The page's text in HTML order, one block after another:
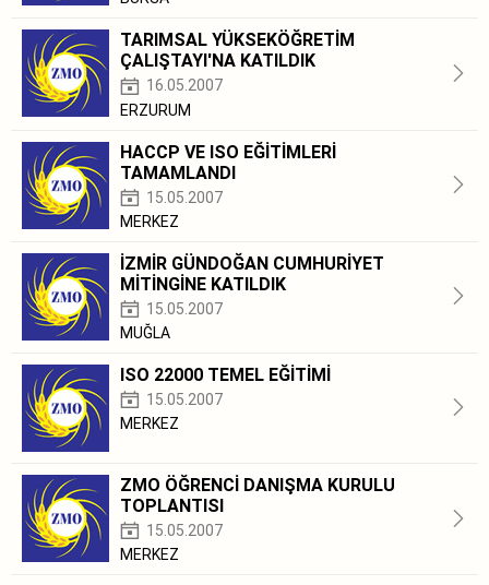
TARIMSAL YÜKSEKÖĞRETİM
ÇALIŞTAYI'NA KATILDIK
16.05.2007
ERZURUM
HACCP VE ISO EĞİTİMLERİ
TAMAMLANDI
15.05.2007
MERKEZ
İZMİR GÜNDOĞAN CUMHURİYET
MİTİNGİNE KATILDIK
15.05.2007
MUĞLA
ISO 22000 TEMEL EĞİTİMİ
15.05.2007
MERKEZ
ZMO ÖĞRENCİ DANIŞMA KURULU
TOPLANTISI
15.05.2007
MERKEZ